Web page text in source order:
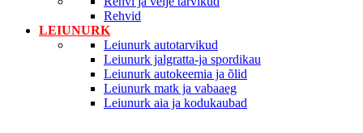
Rehvid
LEIUNURK
Leiunurk autotarvikud
Leiunurk jalgratta-ja spordikaubad
Leiunurk autokeemia ja õlid
Leiunurk matk ja vabaaeg
Leiunurk aia ja kodukaubad